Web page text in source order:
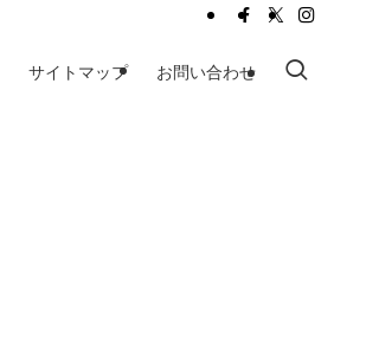
サイトマップ お問い合わせ